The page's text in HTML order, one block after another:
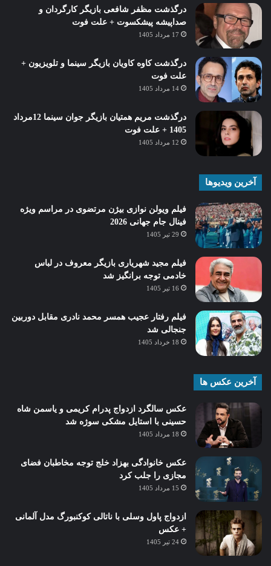
درگذشت مظفر شافعی بازیگر کارگردان و
صداپیشه پیشکسوت + علت فوت
17 مرداد 1405
درگذشت کاوه کاویان بازیگر سینما و تلویزیون +
علت فوت
14 مرداد 1405
درگذشت مریم همتیان بازیگر جوان سینما 12مرداد
1405 + علت فوت
12 مرداد 1405
آخرین ویدیوها
فیلم ویولن نوازی بیژن مرتضوی در مراسم ویژه
فینال جام جهانی 2026
29 تیر 1405
فیلم مجید شهریاری بازیگر معروف در لباس
خادمی توجه برانگیز شد
16 تیر 1405
فیلم رفتار عجیب همسر محمد نادری مقابل دوربین
جنجالی شد
18 خرداد 1405
آخرین عکس ها
عکس سالگرد ازدواج پدرام کریمی و یاسمن شاه‌
حسینی با استایل مشکی سوژه شد
18 مرداد 1405
عکس خانوادگی بهزاد خلج توجه مخاطبان فضای
مجازی را جلب کرد
15 مرداد 1405
ازدواج پاول وسلی با ناتالی کوکنبورگ مدل آلمانی
+ عکس
24 تیر 1405